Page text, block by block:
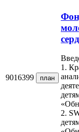
9016399 план
1.
2.